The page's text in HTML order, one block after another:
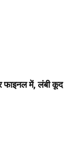
फाइनल में, लंबी कूद